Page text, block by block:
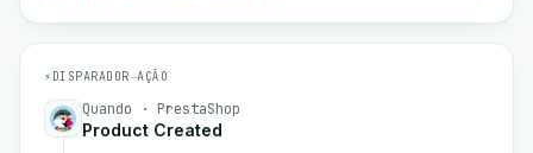
⚡ DISPARADOR→AÇÃO
Quando · PrestaShop
Product Created